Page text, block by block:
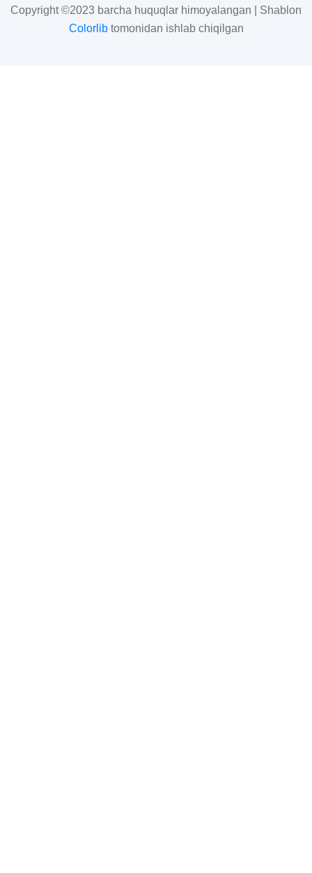
Copyright ©2023 barcha huquqlar himoyalangan | Shablon
Colorlibtomonidan ishlab chiqilgan